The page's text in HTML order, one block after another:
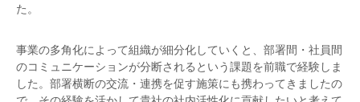
た。
事業の多角化によって組織が細分化していくと、部署間・社員間
のコミュニケーションが分断されるという課題を前職で経験しま
した。部署横断の交流・連携を促す施策にも携わってきましたの